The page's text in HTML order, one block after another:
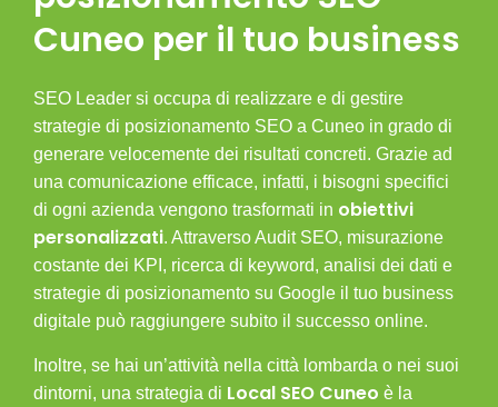
Cuneo per il tuo business
SEO Leader si occupa di realizzare e di gestire
strategie di posizionamento SEO a Cuneo in grado di
generare velocemente dei risultati concreti. Grazie ad
una comunicazione efficace, infatti, i bisogni specifici
di ogni azienda vengono trasformati in obiettivi
personalizzati. Attraverso Audit SEO, misurazione
costante dei KPI, ricerca di keyword, analisi dei dati e
strategie di posizionamento su Google il tuo business
digitale può raggiungere subito il successo online.
Inoltre, se hai un’attività nella città lombarda o nei suoi
dintorni, una strategia di Local SEO Cuneo è la